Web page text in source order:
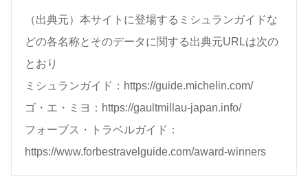
（出典元）本サイトに登場するミシュランガイドな
どの各名称とそのデータに関する出典元URLは次の
とおり
ミシュランガイド：https://guide.michelin.com/
ゴ・エ・ミヨ：https://gaultmillau-japan.info/
フォーブス・トラベルガイド：
https://www.forbestravelguide.com/award-winners